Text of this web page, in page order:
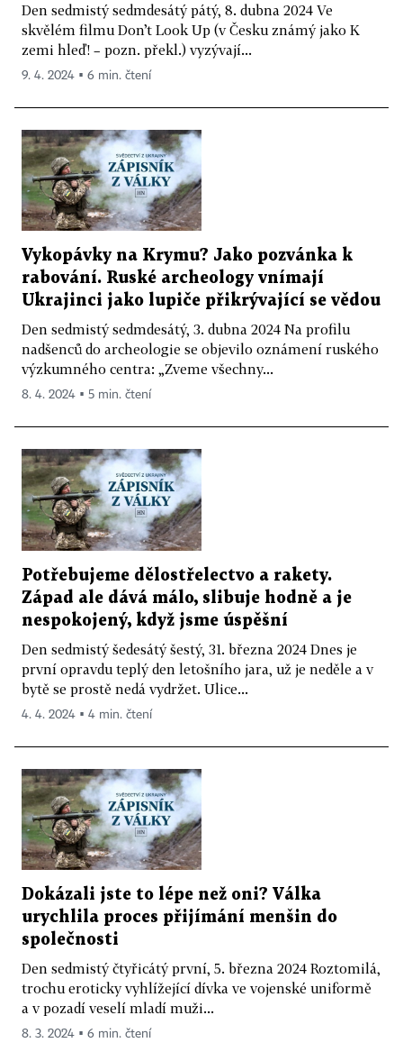
Den sedmistý sedmdesátý pátý, 8. dubna 2024 Ve
skvělém filmu Don’t Look Up (v Česku známý jako K
zemi hleď! – pozn. překl.) vyzývají...
9. 4. 2024 ▪ 6 min. čtení
Vykopávky na Krymu? Jako pozvánka k
rabování. Ruské archeology vnímají
Ukrajinci jako lupiče přikrývající se vědou
Den sedmistý sedmdesátý, 3. dubna 2024 Na profilu
nadšenců do archeologie se objevilo oznámení ruského
výzkumného centra: „Zveme všechny...
8. 4. 2024 ▪ 5 min. čtení
Potřebujeme dělostřelectvo a rakety.
Západ ale dává málo, slibuje hodně a je
nespokojený, když jsme úspěšní
Den sedmistý šedesátý šestý, 31. března 2024 Dnes je
první opravdu teplý den letošního jara, už je neděle a v
bytě se prostě nedá vydržet. Ulice...
4. 4. 2024 ▪ 4 min. čtení
Dokázali jste to lépe než oni? Válka
urychlila proces přijímání menšin do
společnosti
Den sedmistý čtyřicátý první, 5. března 2024 Roztomilá,
trochu eroticky vyhlížející dívka ve vojenské uniformě
a v pozadí veselí mladí muži...
8. 3. 2024 ▪ 6 min. čtení